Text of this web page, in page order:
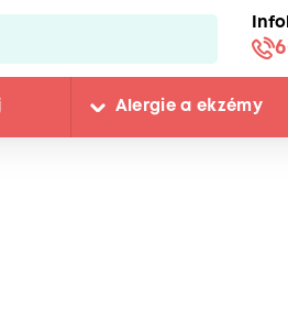
Alergie a ekzémy